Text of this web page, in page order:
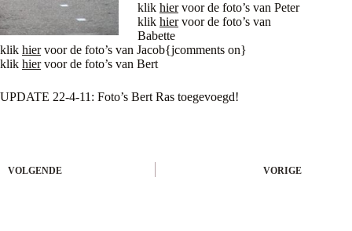
klik hiervoor de foto’s van Peter
klik hiervoor de foto’s van
Babette
klik hiervoor de foto’s van Jacob{jcomments on}
klik hiervoor de foto’s van Bert
UPDATE 22-4-11: Foto’s Bert Ras toegevoegd!
VORIGE
VOLGENDE